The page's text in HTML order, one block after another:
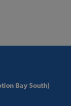
Bay South)